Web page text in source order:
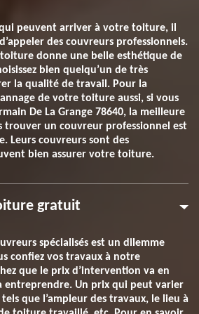
peuvent arriver à votre toiture, il
des couvreurs professionnels.
toiture donne une belle esthétique de
bien quelqu’un de très
la qualité de travail. Pour la
de votre toiture aussi, si vous
De La Grange 78640, la meilleure
trouver un couvreur professionnel est
Leurs couvreurs sont des
bien assurer votre toiture.
gratuit
spécialisés est un dilemme
confiez vos travaux à notre
que le prix d’intervention va en
entreprendre. Un prix qui peut varier
que l’ampleur des travaux, le lieu à